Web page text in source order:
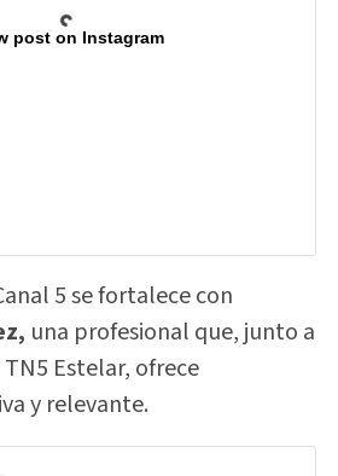
post on Instagram
5 se fortalece con
una profesional que, junto a
Estelar, ofrece
y relevante.